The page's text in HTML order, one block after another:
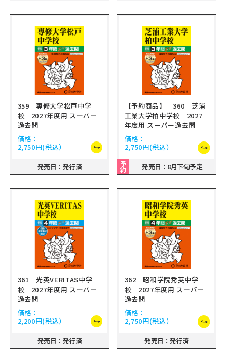
359 専修大学松戸中学
校 2027年度用 スーパー
過去問
価格：
2,750円(税込）
発売日：発行済
【予約商品】 360 芝浦
工業大学柏中学校 2027
年度用 スーパー過去問
価格：
2,750円(税込）
予
約 発売日：8月下旬予定
361 光英VERITAS中学
校 2027年度用 スーパー
過去問
価格：
2,200円(税込）
発売日：発行済
362 昭和学院秀英中学
校 2027年度用 スーパー
過去問
価格：
2,750円(税込）
発売日：発行済